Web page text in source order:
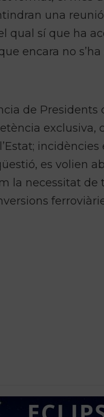
una
qual sí que ha
encara no
de Presidents
exclusiva,
incidències
es volien
la necessitat de